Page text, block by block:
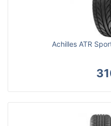
Achilles ATR